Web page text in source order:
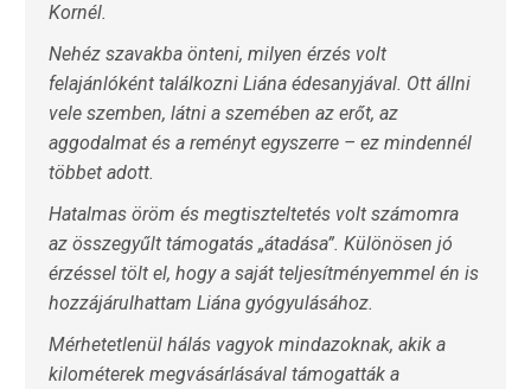
Kornél.
Nehéz szavakba önteni, milyen érzés volt
felajánlóként találkozni Liána édesanyjával. Ott állni
vele szemben, látni a szemében az erőt, az
aggodalmat és a reményt egyszerre – ez mindennél
többet adott.
Hatalmas öröm és megtiszteltetés volt számomra
az összegyűlt támogatás „átadása”. Különösen jó
érzéssel tölt el, hogy a saját teljesítményemmel én is
hozzájárulhattam Liána gyógyulásához.
Mérhetetlenül hálás vagyok mindazoknak, akik a
kilométerek megvásárlásával támogatták a